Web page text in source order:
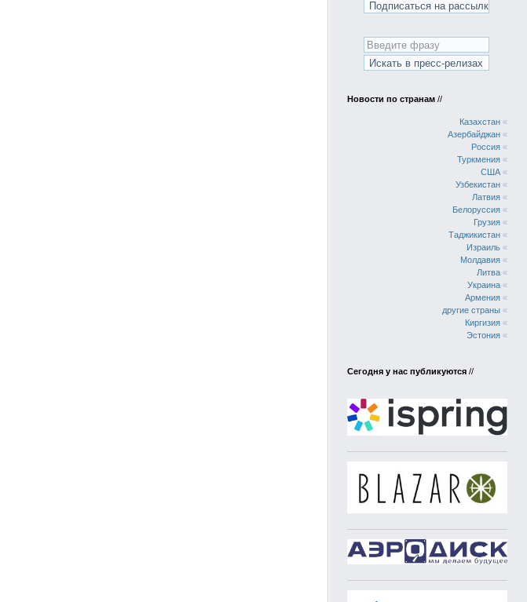
Новости по странам //
Казахстан «
Азербайджан «
Россия «
Туркмения «
США «
Узбекистан «
Латвия «
Белоруссия «
Грузия «
Таджикистан «
Израиль «
Молдавия «
Литва «
Украина «
Армения «
другие страны «
Киргизия «
Эстония «
Сегодня у нас публикуются //